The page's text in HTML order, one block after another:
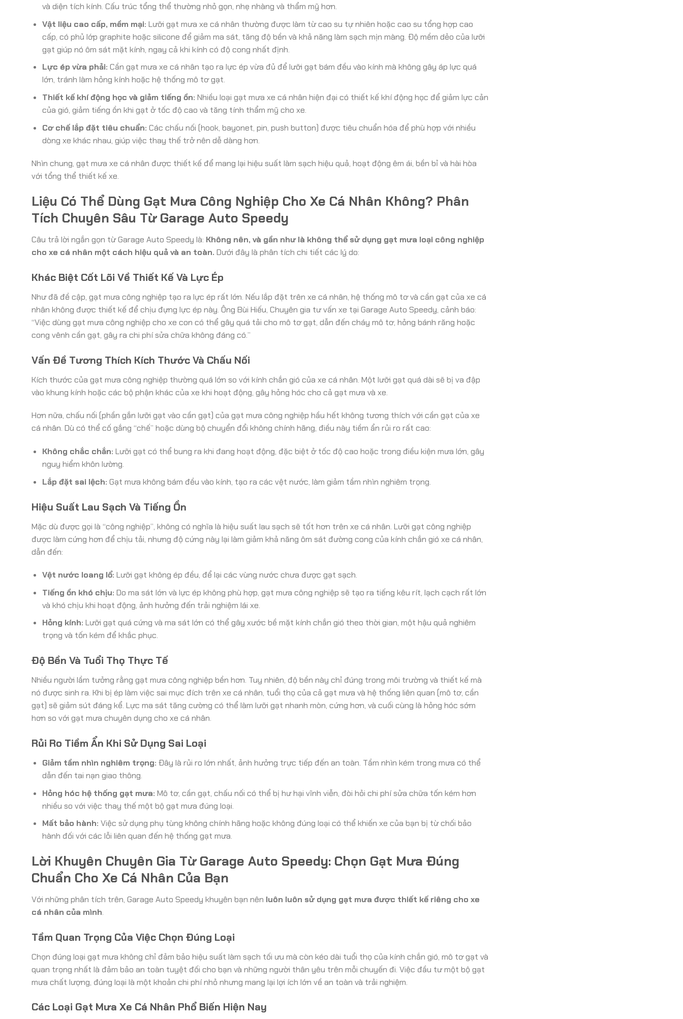
và diện tích kính. Cấu trúc tổng thể thường nhỏ gọn, nhẹ nhàng và thẩm mỹ hơn.
Vật liệu cao cấp, mềm mại: Lưỡi gạt mưa xe cá nhân thường được làm từ cao su tự nhiên hoặc cao su tổng hợp cao
cấp, có phủ lớp graphite hoặc silicone để giảm ma sát, tăng độ bền và khả năng làm sạch mịn màng. Độ mềm dẻo của lưỡi
gạt giúp nó ôm sát mặt kính, ngay cả khi kính có độ cong nhất định.
Lực ép vừa phải: Cần gạt mưa xe cá nhân tạo ra lực ép vừa đủ để lưỡi gạt bám đều vào kính mà không gây áp lực quá
lớn, tránh làm hỏng kính hoặc hệ thống mô tơ gạt.
Thiết kế khí động học và giảm tiếng ồn: Nhiều loại gạt mưa xe cá nhân hiện đại có thiết kế khí động học để giảm lực cản
của gió, giảm tiếng ồn khi gạt ở tốc độ cao và tăng tính thẩm mỹ cho xe.
Cơ chế lắp đặt tiêu chuẩn: Các chấu nối (hook, bayonet, pin, push button) được tiêu chuẩn hóa để phù hợp với nhiều
dòng xe khác nhau, giúp việc thay thế trở nên dễ dàng hơn.
Nhìn chung, gạt mưa xe cá nhân được thiết kế để mang lại hiệu suất làm sạch hiệu quả, hoạt động êm ái, bền bỉ và hài hòa
với tổng thể thiết kế xe.
Liệu Có Thể Dùng Gạt Mưa Công Nghiệp Cho Xe Cá Nhân Không? Phân
Tích Chuyên Sâu Từ Garage Auto Speedy
Câu trả lời ngắn gọn từ Garage Auto Speedy là: Không nên, và gần như là không thể sử dụng gạt mưa loại công nghiệp
cho xe cá nhân một cách hiệu quả và an toàn. Dưới đây là phân tích chi tiết các lý do:
Khác Biệt Cốt Lõi Về Thiết Kế Và Lực Ép
Như đã đề cập, gạt mưa công nghiệp tạo ra lực ép rất lớn. Nếu lắp đặt trên xe cá nhân, hệ thống mô tơ và cần gạt của xe cá
nhân không được thiết kế để chịu đựng lực ép này. Ông Bùi Hiếu, Chuyên gia tư vấn xe tại Garage Auto Speedy, cảnh báo:
“Việc dùng gạt mưa công nghiệp cho xe con có thể gây quá tải cho mô tơ gạt, dẫn đến cháy mô tơ, hỏng bánh răng hoặc
cong vênh cần gạt, gây ra chi phí sửa chữa không đáng có.”
Vấn Đề Tương Thích Kích Thước Và Chấu Nối
Kích thước của gạt mưa công nghiệp thường quá lớn so với kính chắn gió của xe cá nhân. Một lưỡi gạt quá dài sẽ bị va đập
vào khung kính hoặc các bộ phận khác của xe khi hoạt động, gây hỏng hóc cho cả gạt mưa và xe.
Hơn nữa, chấu nối (phần gắn lưỡi gạt vào cần gạt) của gạt mưa công nghiệp hầu hết không tương thích với cần gạt của xe
cá nhân. Dù có thể cố gắng “chế” hoặc dùng bộ chuyển đổi không chính hãng, điều này tiềm ẩn rủi ro rất cao:
Không chắc chắn: Lưỡi gạt có thể bung ra khi đang hoạt động, đặc biệt ở tốc độ cao hoặc trong điều kiện mưa lớn, gây
nguy hiểm khôn lường.
Lắp đặt sai lệch: Gạt mưa không bám đều vào kính, tạo ra các vệt nước, làm giảm tầm nhìn nghiêm trọng.
Hiệu Suất Lau Sạch Và Tiếng Ồn
Mặc dù được gọi là “công nghiệp”, không có nghĩa là hiệu suất lau sạch sẽ tốt hơn trên xe cá nhân. Lưỡi gạt công nghiệp
được làm cứng hơn để chịu tải, nhưng độ cứng này lại làm giảm khả năng ôm sát đường cong của kính chắn gió xe cá nhân,
dẫn đến:
Vệt nước loang lổ: Lưỡi gạt không ép đều, để lại các vùng nước chưa được gạt sạch.
Tiếng ồn khó chịu: Do ma sát lớn và lực ép không phù hợp, gạt mưa công nghiệp sẽ tạo ra tiếng kêu rít, lạch cạch rất lớn
và khó chịu khi hoạt động, ảnh hưởng đến trải nghiệm lái xe.
Hỏng kính: Lưỡi gạt quá cứng và ma sát lớn có thể gây xước bề mặt kính chắn gió theo thời gian, một hậu quả nghiêm
trọng và tốn kém để khắc phục.
Độ Bền Và Tuổi Thọ Thực Tế
Nhiều người lầm tưởng rằng gạt mưa công nghiệp bền hơn. Tuy nhiên, độ bền này chỉ đúng trong môi trường và thiết kế mà
nó được sinh ra. Khi bị ép làm việc sai mục đích trên xe cá nhân, tuổi thọ của cả gạt mưa và hệ thống liên quan (mô tơ, cần
gạt) sẽ giảm sút đáng kể. Lực ma sát tăng cường có thể làm lưỡi gạt nhanh mòn, cứng hơn, và cuối cùng là hỏng hóc sớm
hơn so với gạt mưa chuyên dụng cho xe cá nhân.
Rủi Ro Tiềm Ẩn Khi Sử Dụng Sai Loại
Giảm tầm nhìn nghiêm trọng: Đây là rủi ro lớn nhất, ảnh hưởng trực tiếp đến an toàn. Tầm nhìn kém trong mưa có thể
dẫn đến tai nạn giao thông.
Hỏng hóc hệ thống gạt mưa: Mô tơ, cần gạt, chấu nối có thể bị hư hại vĩnh viễn, đòi hỏi chi phí sửa chữa tốn kém hơn
nhiều so với việc thay thế một bộ gạt mưa đúng loại.
Mất bảo hành: Việc sử dụng phụ tùng không chính hãng hoặc không đúng loại có thể khiến xe của bạn bị từ chối bảo
hành đối với các lỗi liên quan đến hệ thống gạt mưa.
Lời Khuyên Chuyên Gia Từ Garage Auto Speedy: Chọn Gạt Mưa Đúng
Chuẩn Cho Xe Cá Nhân Của Bạn
Với những phân tích trên, Garage Auto Speedy khuyên bạn nên luôn luôn sử dụng gạt mưa được thiết kế riêng cho xe
cá nhân của mình.
Tầm Quan Trọng Của Việc Chọn Đúng Loại
Chọn đúng loại gạt mưa không chỉ đảm bảo hiệu suất làm sạch tối ưu mà còn kéo dài tuổi thọ của kính chắn gió, mô tơ gạt và
quan trọng nhất là đảm bảo an toàn tuyệt đối cho bạn và những người thân yêu trên mỗi chuyến đi. Việc đầu tư một bộ gạt
mưa chất lượng, đúng loại là một khoản chi phí nhỏ nhưng mang lại lợi ích lớn về an toàn và trải nghiệm.
Các Loại Gạt Mưa Xe Cá Nhân Phổ Biến Hiện Nay